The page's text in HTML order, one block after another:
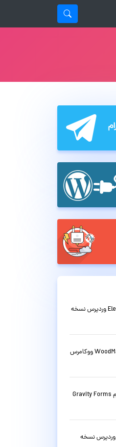
افزونه صفحه ساز المنتور پرو Elementor Pro وردپرس نسخه
قالب فروشگاهی چندمنظوره وودمارت WoodMart ووکامرس
افزونه فرم ساز حرفه ای وردپرس گرویتی فرم Gravity Forms
افزونه فارسی سئو Yoast SEO Premium وردپرس نسخه